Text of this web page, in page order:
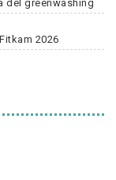
del greenwashing
2026